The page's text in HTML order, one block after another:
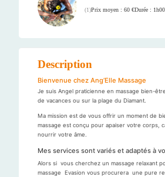
(1)Prix moyen : 60 €Durée : 1h00
Description
Bienvenue chez Ang’Elle Massage
Je suis Angel praticienne en massage bien-
de vacances ou sur la plage du Diamant.
Ma mission est de vous offrir un moment de
massage est conçu pour apaiser votre corps,
nourrir votre âme.
Mes services sont variés et adaptés à
Alors si vous cherchez un massage relaxant
massage Evasion vous procurera une pure